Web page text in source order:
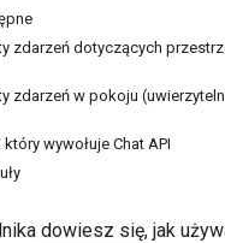
zdarzeń dotyczących
zdarzeń w pokoju
wywołuje Chat API
dowiesz się, jak